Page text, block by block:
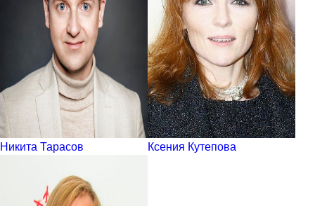
Никита Тарасов Ксения Кутепова